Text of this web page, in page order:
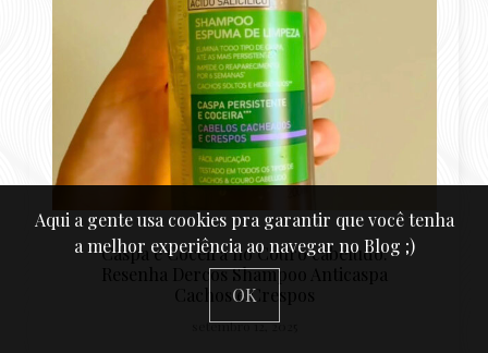
Caspa e Coceira no Couro cabeludo:
Resenha Dercos Shampoo Anticaspa
Cachos e Crespos
setembro 12, 2025
Aqui a gente usa cookies pra garantir que você tenha
a melhor experiência ao navegar no Blog ;)
OK